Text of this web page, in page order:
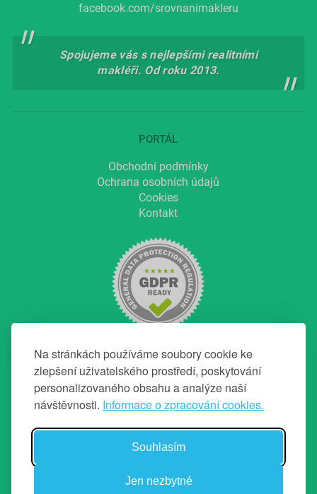
Na stránkách používáme soubory cookie ke
zlepšení uživatelského prostředí, poskytování
personalizovaného obsahu a analýze naší
návštěvnosti. Informace o zpracování cookies.
Souhlasím
Jen nezbytné
facebook.com/srovnanimakleru
Spojujeme vás s nejlepšími realitními
makléři. Od roku 2013.
PORTÁL
Obchodní podmínky
Ochrana osobních údajů
Cookies
Kontakt
NAVIGACE
O projektu
Chci top makléře
Průvodce prodejem